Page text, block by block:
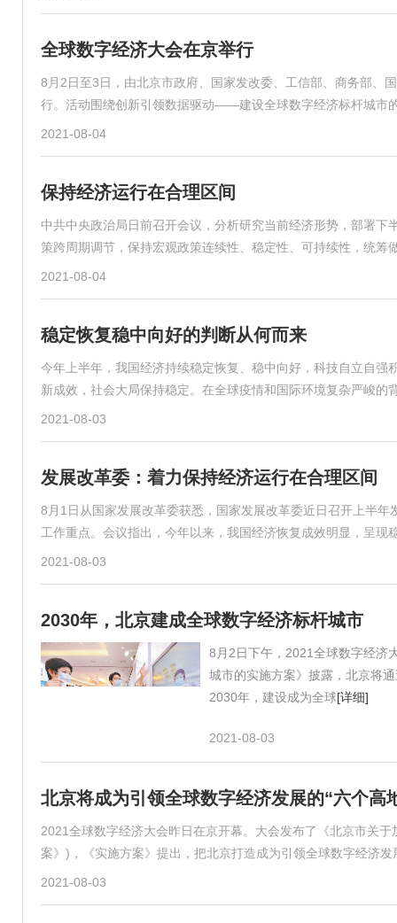
全球数字经济大会在京举行
8月2日至3日，由北京市政府、国家发改委、工信部、商务部、
行。活动围绕创新引领数据驱动——建设全球数字经济标杆城市
2021-08-04
保持经济运行在合理区间
中共中央政治局日前召开会议，分析研究当前经济形势，部署
策跨周期调节，保持宏观政策连续性、稳定性、可持续性，统筹
2021-08-04
稳定恢复稳中向好的判断从何而来
今年上半年，我国经济持续稳定恢复、稳中向好，科技自立自
新成效，社会大局保持稳定。在全球疫情和国际环境复杂严峻的
2021-08-03
发展改革委：着力保持经济运行在合理区间
8月1日从国家发展改革委获悉，国家发展改革委近日召开上半
工作重点。会议指出，今年以来，我国经济恢复成效明显，呈现
2021-08-03
2030年，北京建成全球数字经济标杆城市
8月2日下午，2021全球数字经济
城市的实施方案》披露，北京将
2030年，建设成为全球[详细]
2021-08-03
北京将成为引领全球数字经济发展的“六个高
2021全球数字经济大会昨日在京开幕。大会发布了《北京市关
案》)，《实施方案》提出，把北京打造成为引领全球数字经济
2021-08-03